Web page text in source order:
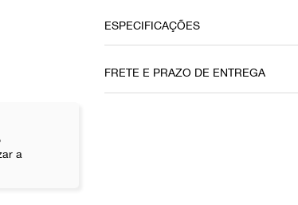
a
ESPECIFICAÇÕES
22032021
FRETE E PRAZO DE ENTREGA